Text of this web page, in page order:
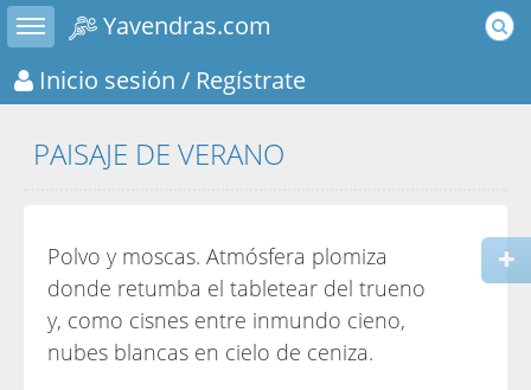
Toggle sidebar
Yavendras.com
Inicio sesión / Regístrate
PAISAJE DE VERANO
Polvo y moscas. Atmósfera plomiza
donde retumba el tabletear del trueno
y, como cisnes entre inmundo cieno,
nubes blancas en cielo de ceniza.